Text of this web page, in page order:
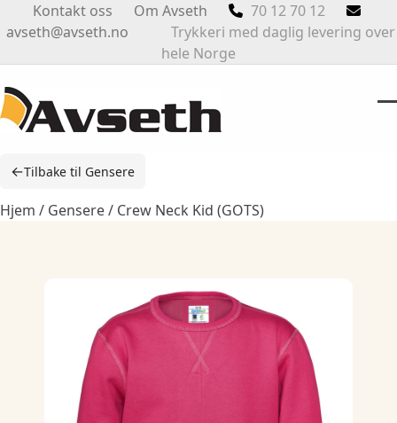
to
Kontakt oss Om Avseth
70 12 70 12
avseth@avseth.no Trykkeri med daglig levering over
hele Norge
←Tilbake til Gensere
Hjem / Gensere/ Crew Neck Kid (GOTS)